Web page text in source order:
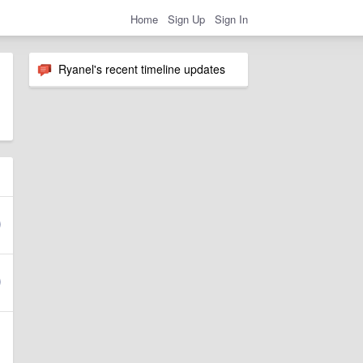
Home Sign Up Sign In
Ryanel's recent timeline updates